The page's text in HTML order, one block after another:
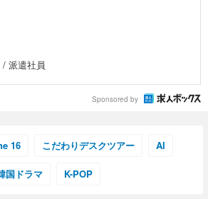
派遣社員
Sponsored by
16 こだわりデスクツアー AI
国ドラマ K-POP